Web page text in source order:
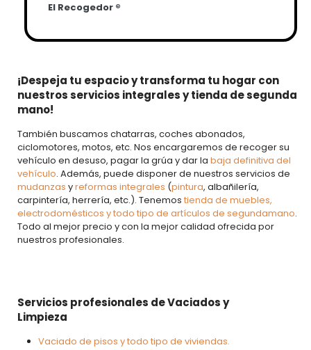
El Recogedor ®
¡Despeja tu espacio y transforma tu hogar con
nuestros servicios integrales y tienda de segunda
mano!
También buscamos chatarras, coches abonados,
ciclomotores, motos, etc. Nos encargaremos de recoger su
vehículo en desuso, pagar la grúa y dar la baja definitiva del
vehículo. Además, puede disponer de nuestros servicios de
mudanzas yreformas integrales (pintura, albañilería,
carpintería, herrería, etc.). Tenemos tienda de muebles,
electrodomésticos y todo tipo de artículos de segundamano.
Todo al mejor precio y con la mejor calidad ofrecida por
nuestros profesionales.
Servicios profesionales de Vaciados y
Limpieza
Vaciado de pisos y todo tipo de viviendas.